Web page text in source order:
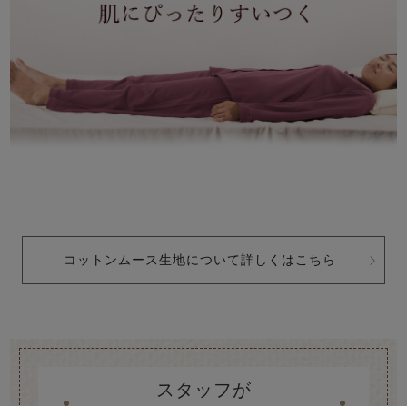
コットンムース生地について詳しくはこちら
スタッフが